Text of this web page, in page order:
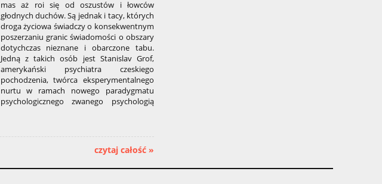
mas aż roi się od oszustów i łowców
głodnych duchów. Są jednak i tacy, których
droga życiowa świadczy o konsekwentnym
poszerzaniu granic świadomości o obszary
dotychczas nieznane i obarczone tabu.
Jedną z takich osób jest Stanislav Grof,
amerykański psychiatra czeskiego
pochodzenia, twórca eksperymentalnego
nurtu w ramach nowego paradygmatu
psychologicznego zwanego psychologią
czytaj całość »